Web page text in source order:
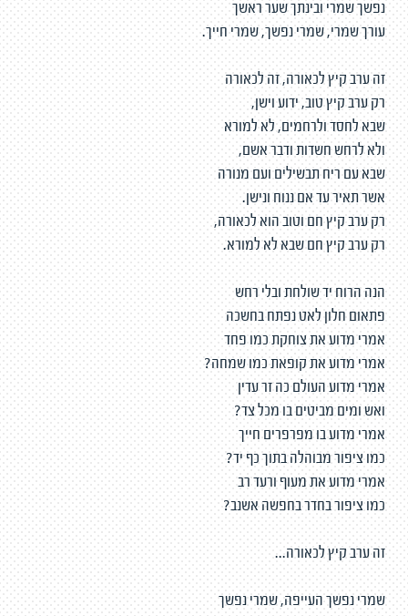
נפשך שמרי ובינתך שער ראשך
עורך שמרי, שמרי נפשך, שמרי חייך.
זה ערב קיץ לכאורה, זה לכאורה
רק ערב קיץ טוב, ידוע וישן,
שבא לחסד ולרחמים, לא למורא
ולא לרחש חשדות ודבר אשם,
שבא עם ריח תבשילים ועם מנורה
אשר תאיר עד אם ננוח ונישן.
רק ערב קיץ חם וטוב הוא לכאורה,
רק ערב קיץ חם שבא לא למורא.
הנה הרוח יד שולחת ובלי רחש
פתאום חלון לאט נפתח בחשכה
אמרי מדוע את צוחקת כמו פחד
אמרי מדוע את קופאת כמו שמחה?
אמרי מדוע העולם כה זר עדין
ואש ומים מביטים בו מכל צד?
אמרי מדוע בו מפרפרים חייך
כמו ציפור מבוהלה בתוך כף יד?
אמרי מדוע את מעוף ורעד רב
כמו ציפור בחדר בחפשה אשנב?
זה ערב קיץ לכאורה...
שמרי נפשך העייפה, שמרי נפשך